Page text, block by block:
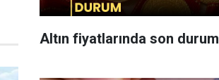
Altın fiyatlarında son durum